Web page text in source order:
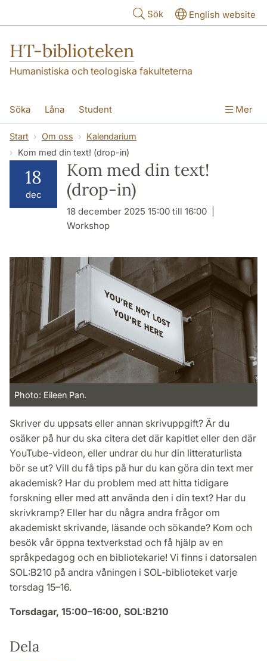
Sök English website
HT-biblioteken
Humanistiska och teologiska fakulteterna
Söka Låna Student
Forskare/doktorand Lärare
Om oss
Mer
Start Om oss
Kalendarium
Kom med din text! (drop-in)
18
dec
Kom med din text!
(drop-in)
18 december 2025 15:00 till 16:00
Workshop
Photo: Eileen Pan.
Skriver du uppsats eller annan skrivuppgift? Är du
osäker på hur du ska citera det där kapitlet eller den där
YouTube-videon, eller undrar du hur din litteraturlista
bör se ut? Vill du få tips på hur du kan göra din text mer
akademisk? Har du problem med att hitta tidigare
forskning eller med att använda den i din text? Har du
skrivkramp? Eller har du några andra frågor om
akademiskt skrivande, läsande och sökande? Kom och
besök vår öppna textverkstad och få hjälp av en
språkpedagog och en bibliotekarie! Vi finns i datorsalen
SOL:B210 på andra våningen i SOL-biblioteket varje
torsdag 15–16.
Torsdagar, 15:00–16:00, SOL:B210
Dela